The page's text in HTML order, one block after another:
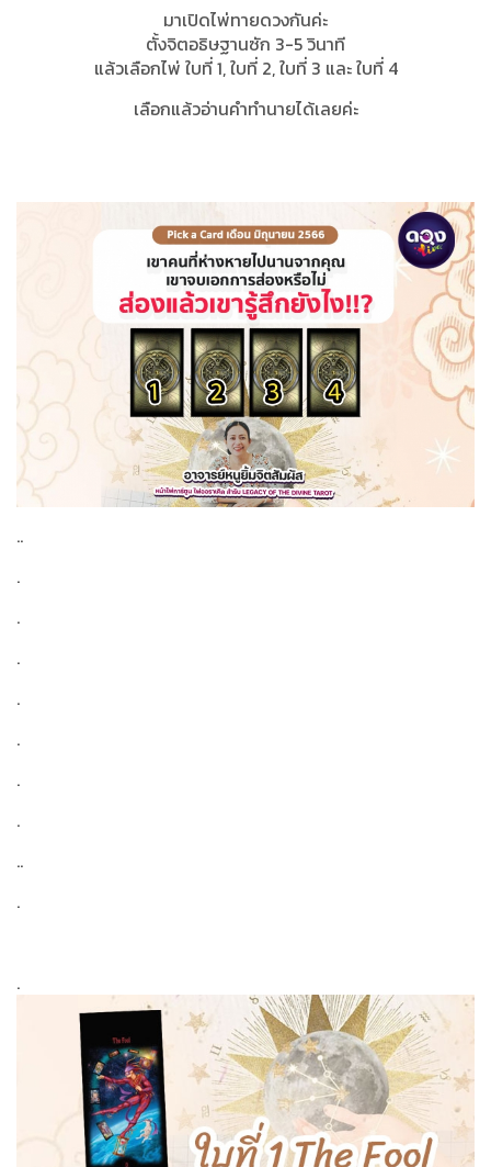
มาเปิดไพ่ทายดวงกันค่ะ
ตั้งจิตอธิษฐานซัก 3-5 วินาที
แล้วเลือกไพ่ ใบที่ 1, ใบที่ 2, ใบที่ 3 และ ใบที่ 4
เลือกแล้วอ่านคำทำนายได้เลยค่ะ
..
.
.
.
.
.
.
.
..
.
.